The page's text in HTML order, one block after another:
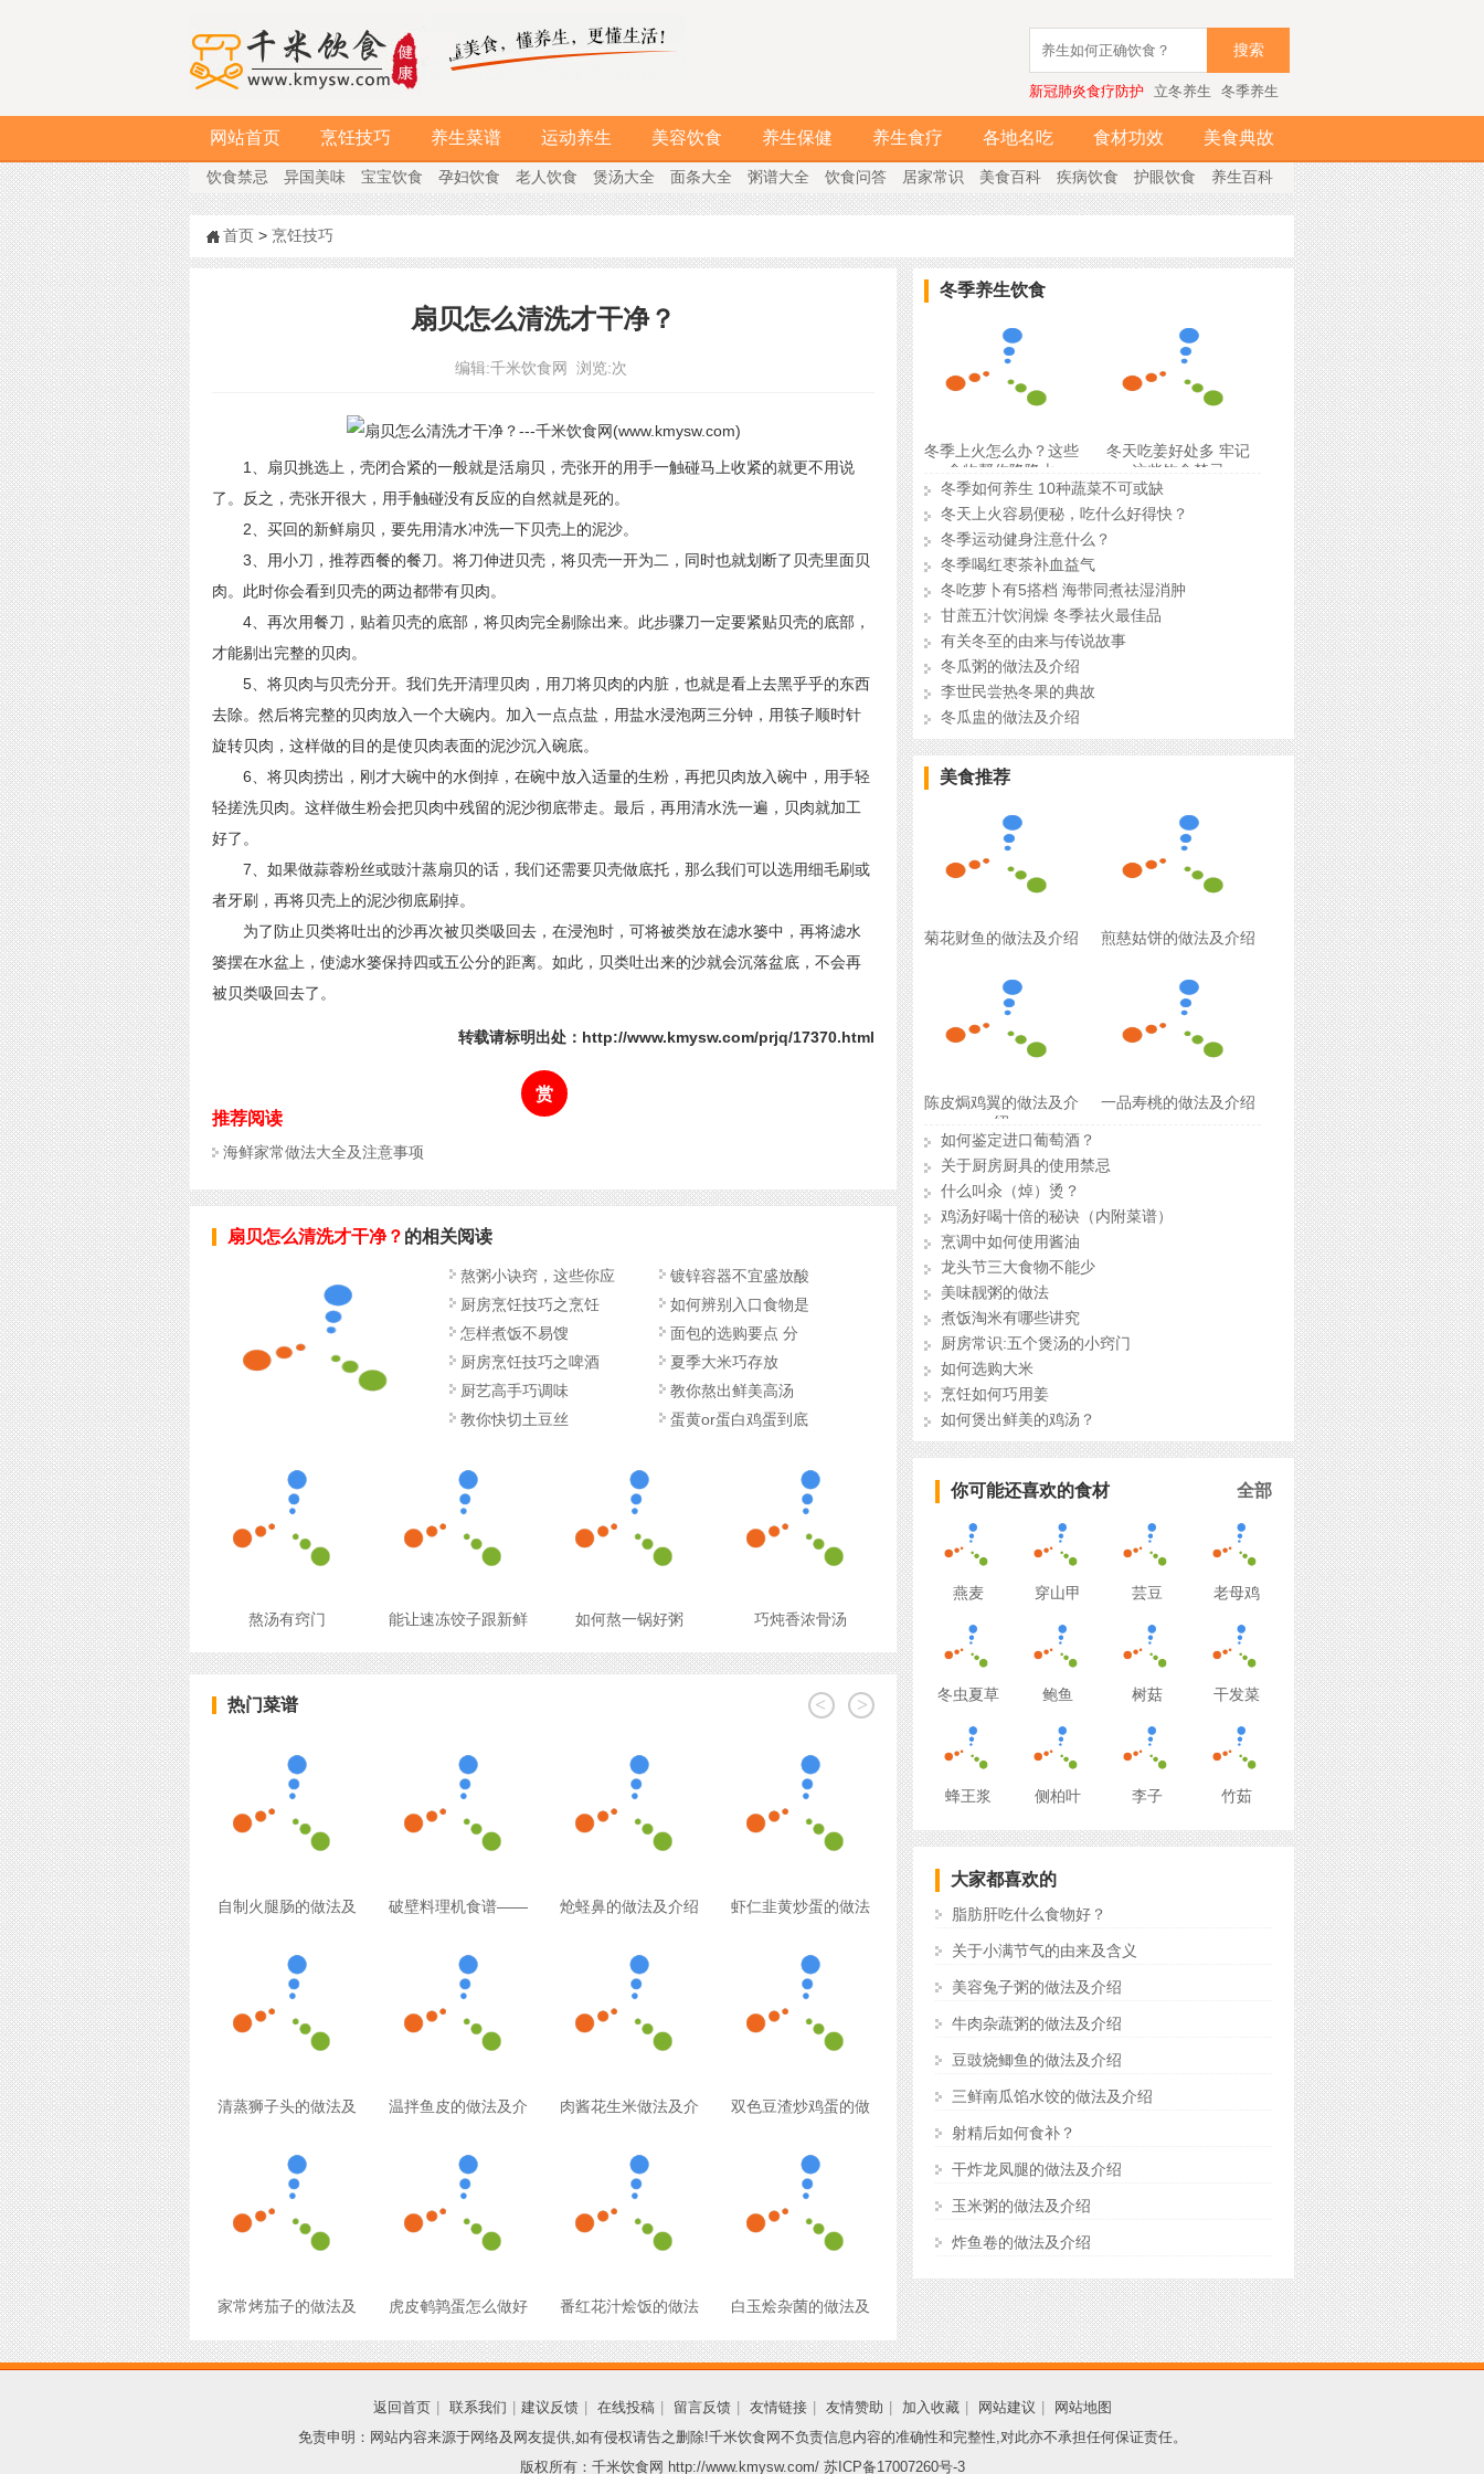
搜索
新冠肺炎食疗防护 立冬养生 冬季养生
网站首页 烹饪技巧 养生菜谱 运动养生 美容饮食 养生保健 养生食疗 各地名吃 食材功效 美食典故
饮食禁忌 异国美味 宝宝饮食 孕妇饮食 老人饮食 煲汤大全 面条大全 粥谱大全 饮食问答 居家常识 美食百科 疾病饮食 护眼饮食 养生百科
首页 > 烹饪技巧
扇贝怎么清洗才干净？
编辑:千米饮食网 浏览:次
1、扇贝挑选上，壳闭合紧的一般就是活扇贝，壳张开的用手一触碰马上收紧的就更不用说
了。反之，壳张开很大，用手触碰没有反应的自然就是死的。
2、买回的新鲜扇贝，要先用清水冲洗一下贝壳上的泥沙。
3、用小刀，推荐西餐的餐刀。将刀伸进贝壳，将贝壳一开为二，同时也就划断了贝壳里面贝
肉。此时你会看到贝壳的两边都带有贝肉。
4、再次用餐刀，贴着贝壳的底部，将贝肉完全剔除出来。此步骤刀一定要紧贴贝壳的底部，
才能剔出完整的贝肉。
5、将贝肉与贝壳分开。我们先开清理贝肉，用刀将贝肉的内脏，也就是看上去黑乎乎的东西
去除。然后将完整的贝肉放入一个大碗内。加入一点点盐，用盐水浸泡两三分钟，用筷子顺时针
旋转贝肉，这样做的目的是使贝肉表面的泥沙沉入碗底。
6、将贝肉捞出，刚才大碗中的水倒掉，在碗中放入适量的生粉，再把贝肉放入碗中，用手轻
轻搓洗贝肉。这样做生粉会把贝肉中残留的泥沙彻底带走。最后，再用清水洗一遍，贝肉就加工
好了。
7、如果做蒜蓉粉丝或豉汁蒸扇贝的话，我们还需要贝壳做底托，那么我们可以选用细毛刷或
者牙刷，再将贝壳上的泥沙彻底刷掉。
为了防止贝类将吐出的沙再次被贝类吸回去，在浸泡时，可将被类放在滤水篓中，再将滤水
篓摆在水盆上，使滤水篓保持四或五公分的距离。如此，贝类吐出来的沙就会沉落盆底，不会再
被贝类吸回去了。
转载请标明出处：http://www.kmysw.com/prjq/17370.html
赏
推荐阅读
海鲜家常做法大全及注意事项
扇贝怎么清洗才干净？ 的相关阅读
熬粥小诀窍，这些你应
镀锌容器不宜盛放酸
厨房烹饪技巧之烹饪
如何辨别入口食物是
怎样煮饭不易馊
面包的选购要点 分
厨房烹饪技巧之啤酒
夏季大米巧存放
厨艺高手巧调味
教你熬出鲜美高汤
教你快切土豆丝
蛋黄or蛋白鸡蛋到底
熬汤有窍门 能让速冻饺子跟新鲜 如何熬一锅好粥 巧炖香浓骨汤
< >
热门菜谱
自制火腿肠的做法及 破壁料理机食谱—— 炝蛏鼻的做法及介绍 虾仁韭黄炒蛋的做法
清蒸狮子头的做法及 温拌鱼皮的做法及介 肉酱花生米做法及介 双色豆渣炒鸡蛋的做
家常烤茄子的做法及 虎皮鹌鹑蛋怎么做好 番红花汁烩饭的做法 白玉烩杂菌的做法及
冬季养生饮食
冬季上火怎么办？这些
食物帮你降降火
冬天吃姜好处多 牢记
这些饮食禁忌
冬季如何养生 10种蔬菜不可或缺
冬天上火容易便秘，吃什么好得快？
冬季运动健身注意什么？
冬季喝红枣茶补血益气
冬吃萝卜有5搭档 海带同煮祛湿消肿
甘蔗五汁饮润燥 冬季祛火最佳品
有关冬至的由来与传说故事
冬瓜粥的做法及介绍
李世民尝热冬果的典故
冬瓜盅的做法及介绍
美食推荐
菊花财鱼的做法及介绍 煎慈姑饼的做法及介绍
陈皮焗鸡翼的做法及介
绍
一品寿桃的做法及介绍
如何鉴定进口葡萄酒？
关于厨房厨具的使用禁忌
什么叫汆（焯）烫？
鸡汤好喝十倍的秘诀（内附菜谱）
烹调中如何使用酱油
龙头节三大食物不能少
美味靓粥的做法
煮饭淘米有哪些讲究
厨房常识:五个煲汤的小窍门
如何选购大米
烹饪如何巧用姜
如何煲出鲜美的鸡汤？
全部
你可能还喜欢的食材
燕麦 穿山甲 芸豆 老母鸡
冬虫夏草 鲍鱼 树菇 干发菜
蜂王浆 侧柏叶 李子 竹茹
大家都喜欢的
脂肪肝吃什么食物好？
关于小满节气的由来及含义
美容兔子粥的做法及介绍
牛肉杂蔬粥的做法及介绍
豆豉烧鲫鱼的做法及介绍
三鲜南瓜馅水饺的做法及介绍
射精后如何食补？
干炸龙凤腿的做法及介绍
玉米粥的做法及介绍
炸鱼卷的做法及介绍
返回首页 联系我们 建议反馈 在线投稿 留言反馈 友情链接 友情赞助 加入收藏 网站建议
网站地图
免责申明：网站内容来源于网络及网友提供,如有侵权请告之删除!千米饮食网不负责信息内容的准确性和完整性,对此亦不承担任何保证责任。
版权所有：千米饮食网 http://www.kmysw.com/ 苏ICP备17007260号-3